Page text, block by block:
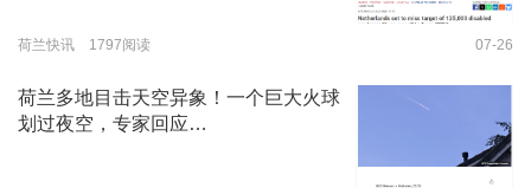
荷兰快讯 1797阅读 07-26
荷兰多地目击天空异象！一个巨大火球
划过夜空，专家回应…